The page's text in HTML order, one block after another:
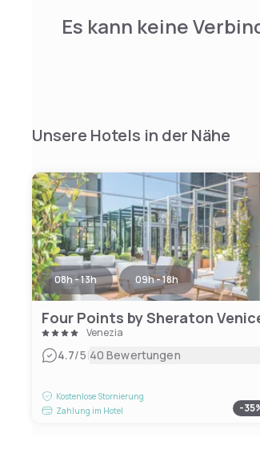
Es kann keine
Unsere Hotels in der Nähe
08h - 13h 09h - 18h
Four Points by Sheraton
Venezia
4.7/5|40 Bewertungen
Kostenlose Stornierung
Zahlung im Hotel
-35